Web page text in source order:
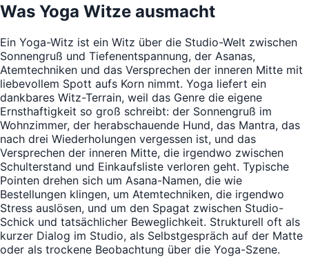
Was Yoga Witze ausmacht
Ein Yoga-Witz ist ein Witz über die Studio-Welt zwischen
Sonnengruß und Tiefenentspannung, der Asanas,
Atemtechniken und das Versprechen der inneren Mitte mit
liebevollem Spott aufs Korn nimmt. Yoga liefert ein
dankbares Witz-Terrain, weil das Genre die eigene
Ernsthaftigkeit so groß schreibt: der Sonnengruß im
Wohnzimmer, der herabschauende Hund, das Mantra, das
nach drei Wiederholungen vergessen ist, und das
Versprechen der inneren Mitte, die irgendwo zwischen
Schulterstand und Einkaufsliste verloren geht. Typische
Pointen drehen sich um Asana-Namen, die wie
Bestellungen klingen, um Atemtechniken, die irgendwo
Stress auslösen, und um den Spagat zwischen Studio-
Schick und tatsächlicher Beweglichkeit. Strukturell oft als
kurzer Dialog im Studio, als Selbstgespräch auf der Matte
oder als trockene Beobachtung über die Yoga-Szene.